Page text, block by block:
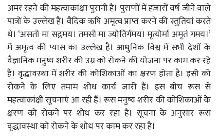
अमर रहने की महत्वाकांक्षा पुरानी है। पुराणों में हजारों वर्ष जीने वाले
पात्रों के उल्लेख हैं। वैदिक ऋषि अमृत्व प्राप्त करने की स्तुतियां करते
थे। ‘असतो मा सद्गमय। तमसो मा ज्योतिर्गमय। मृत्योर्मा अमृतं गमय।’
में अमृत्व की प्यास का उल्लेख है। आधुनिक विश्व में सभी देशों के
वैज्ञानिक मनुष्य शरीर की उम्र को रोकने की योजना पर काम कर रहे
हैं। वृद्धावस्था में शरीर की कोशिकाओं का क्षरण होता है। इसी को
रोकने के लिए तमाम शोध कार्य जारी हैं। इस बीच रूस से
महत्वाकांक्षी सूचनाएं आ रही हैं। रूस मनुष्य शरीर की कोशिकाओं के
क्षरण को रोकने पर शोध कर रहा है। सूचना के अनुसार रूस
वृद्धावस्था को रोकने के शोध पर काम कर रहा है।